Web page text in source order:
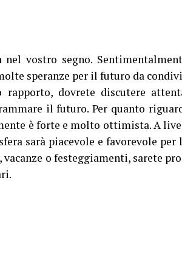
vostro segno.
speranze per il futuro da
rapporto, dovrete discutere
il futuro. Per quanto
è forte e molto ottimista. A
sarà piacevole e favorevole per
o festeggiamenti, sarete